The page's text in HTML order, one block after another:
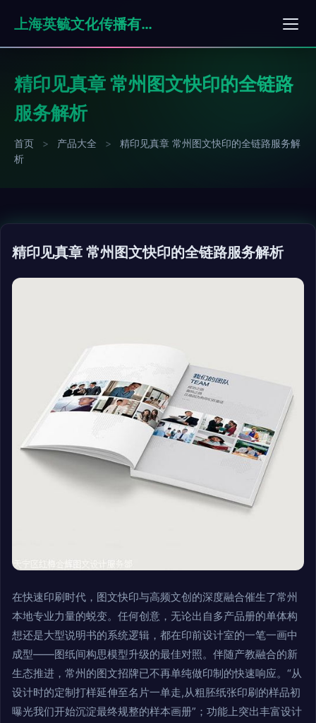
上海英毓文化传播有限公司
精印见真章 常州图文快印的全链路
服务解析
首页 > 产品大全 >
精印见真章 常州图文快印的全链路服务解
析
精印见真章 常州图文快印的全链路服务解析
在快速印刷时代，图文快印与高频文创的深度融合催生了常州
本地专业力量的蜕变。任何创意，无论出自多产品册的单体构
想还是大型说明书的系统逻辑，都在印前设计室的一笔一画中
成型——图纸间构思模型升级的最佳对照。伴随产教融合的新
生态推进，常州的图文招牌已不再单纯做印制的快速响应。“从
设计时的定制打样延伸至名片一单走,从粗胚纸张印刷的样品初
曝光我们开始沉淀最终规整的样本画册”；功能上突出丰富设计